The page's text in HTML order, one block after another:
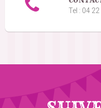
Tel : 04